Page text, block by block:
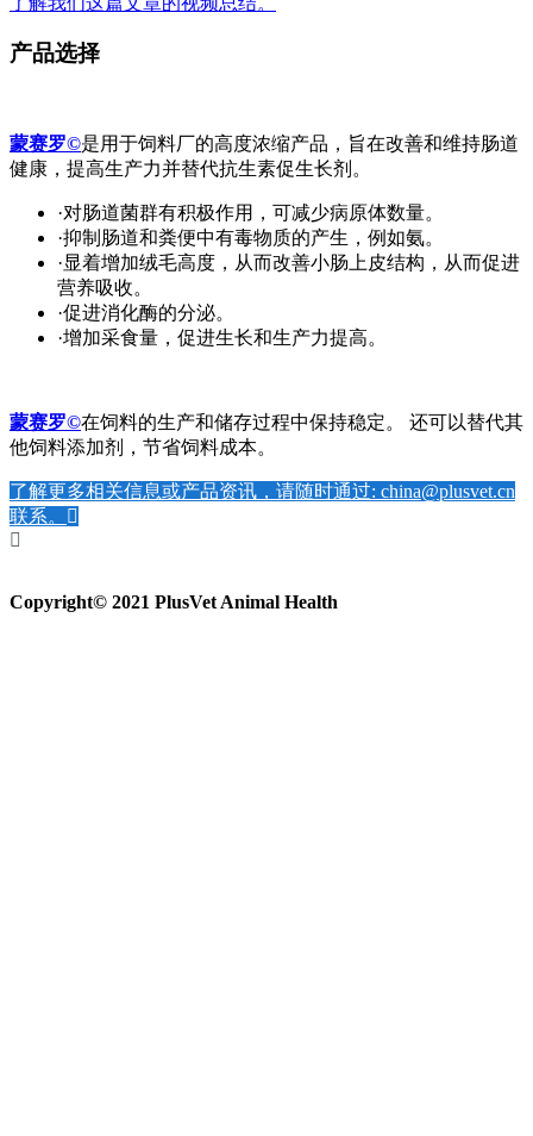
产品选择
蒙赛罗©是用于饲料厂的高度浓缩产品，旨在改善和维持肠道
健康，提高生产力并替代抗生素促生长剂。
·对肠道菌群有积极作用，可减少病原体数量。
·抑制肠道和粪便中有毒物质的产生，例如氨。
·显着增加绒毛高度，从而改善小肠上皮结构，从而促进
营养吸收。
·促进消化酶的分泌。
·增加采食量，促进生长和生产力提高。
蒙赛罗©在饲料的生产和储存过程中保持稳定。 还可以替代其
他饲料添加剂，节省饲料成本。
了解更多相关信息或产品资讯，请随时通过: china@plusvet.cn
联系。
Copyright© 2021 PlusVet Animal Health